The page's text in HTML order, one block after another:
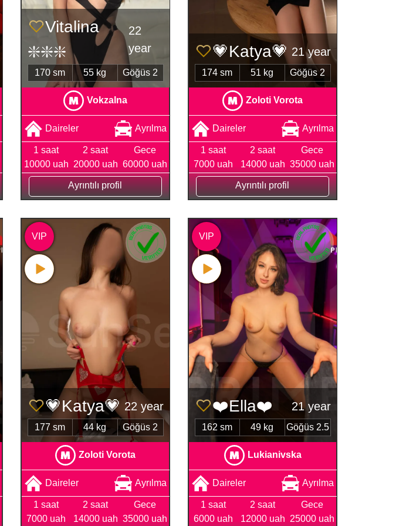
Vitalina
❇️❇️❇️
22
year
170 sm 55 kg Göğüs 2
Vokzalna
Daireler Ayrılma
1 saat
10000 uah
2 saat
20000 uah
Gece
60000 uah
Ayrıntılı profil
💗Katya💗 21 year
174 sm 51 kg Göğüs 2
Zoloti Vorota
Daireler Ayrılma
1 saat
7000 uah
2 saat
14000 uah
Gece
35000 uah
Ayrıntılı profil
💗Katya💗 22 year
177 sm 44 kg Göğüs 2
Zoloti Vorota
Daireler Ayrılma
1 saat
7000 uah
2 saat
14000 uah
Gece
35000 uah
VIP
❤️Ella❤️ 21 year
162 sm 49 kg Göğüs 2.5
Lukianivska
Daireler Ayrılma
1 saat
6000 uah
2 saat
12000 uah
Gece
25000 uah
VIP